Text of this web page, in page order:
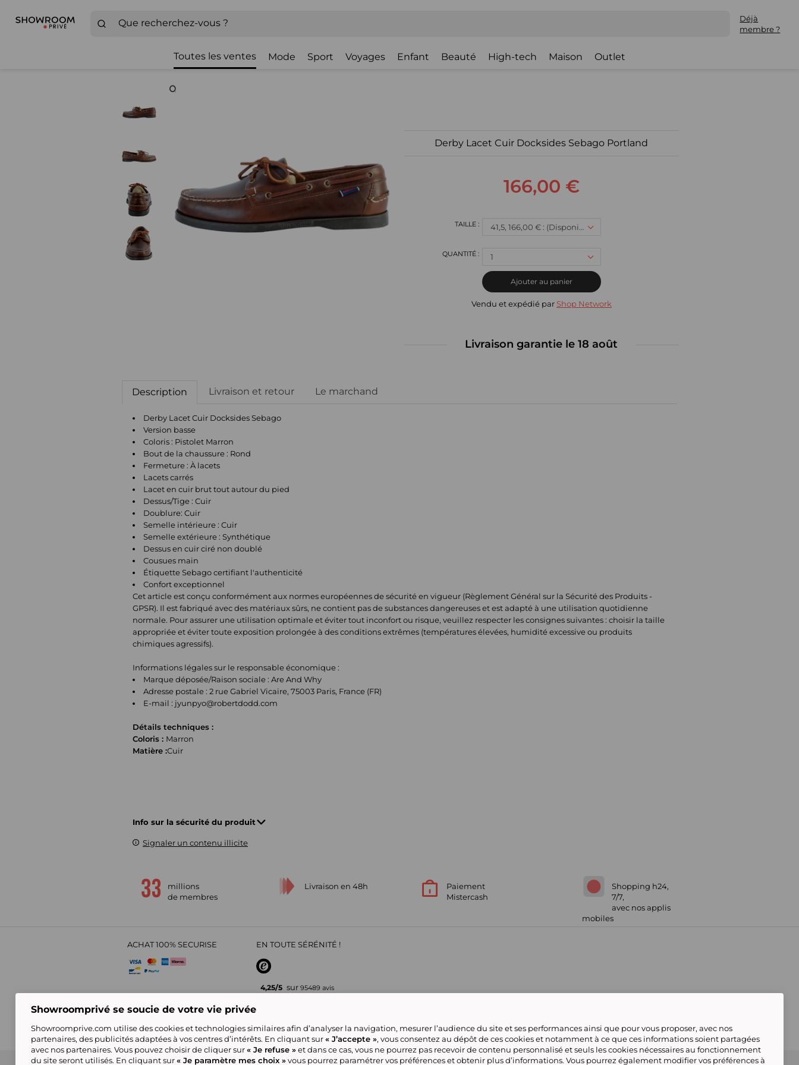
Déjà
membre ?
Toutes les ventes Mode Sport Voyages Enfant Beauté High-tech Maison Outlet
Derby Lacet Cuir Docksides Sebago Portland
166,00 €
41,5, 166,00 € : (Disponible)
1
Ajouter au panier
Vendu et expédié par Shop Network
Livraison garantie le 18 août
Description Livraison et retour Le marchand
Derby Lacet Cuir Docksides Sebago
Version basse
Coloris : Pistolet Marron
Bout de la chaussure : Rond
Fermeture : À lacets
Lacets carrés
Lacet en cuir brut tout autour du pied
Dessus/Tige : Cuir
Doublure: Cuir
Semelle intérieure : Cuir
Semelle extérieure : Synthétique
Dessus en cuir ciré non doublé
Cousues main
Étiquette Sebago certifiant l'authenticité
Confort exceptionnel
Cet article est conçu conformément aux normes européennes de sécurité en vigueur (Règlement Général sur la Sécurité des Produits -
GPSR). Il est fabriqué avec des matériaux sûrs, ne contient pas de substances dangereuses et est adapté à une utilisation quotidienne
normale. Pour assurer une utilisation optimale et éviter tout inconfort ou risque, veuillez respecter les consignes suivantes : choisir la taille
appropriée et éviter toute exposition prolongée à des conditions extrêmes (températures élevées, humidité excessive ou produits
chimiques agressifs).
Informations légales sur le responsable économique :
Marque déposée/Raison sociale : Are And Why
Adresse postale : 2 rue Gabriel Vicaire, 75003 Paris, France (FR)
E-mail : jyunpyo@robertdodd.com
Détails techniques :
Coloris : Marron
Matière :Cuir
Info sur la sécurité du produit
Signaler un contenu illicite
millions
de membres
Livraison en 48h
Paiement
Mistercash
Shopping h24,
7/7,
avec nos applis
mobiles
ACHAT 100% SECURISE EN TOUTE SÉRÉNITÉ !
4,25/5 sur 95489 avis
pour vos achats en ligne
CGV Politique de Confidentialité Showroomprive group Nous contacter Gérer mes cookies Conditions générales de la Marketplace
Référencement & Critères de
Showroomprivé se soucie de votre vie privée
Showroomprive.com utilise des cookies et technologies similaires afin d’analyser la navigation, mesurer l’audience du site et ses performances ainsi que pour vous proposer, avec nos
partenaires, des publicités adaptées à vos centres d’intérêts. En cliquant sur« J’accepte », vous consentez au dépôt de ces cookies et notamment à ce que ces informations soient partagées
avec nos partenaires. Vous pouvez choisir de cliquer sur« Je refuse »et dans ce cas, vous ne pourrez pas recevoir de contenu personnalisé et seuls les cookies nécessaires au fonctionnement
du site seront utilisés. En cliquant sur« Je paramètre mes choix »vous pourrez paramétrer vos préférences et obtenir plus d’informations. Vous pourrez également modifier vos préférences à